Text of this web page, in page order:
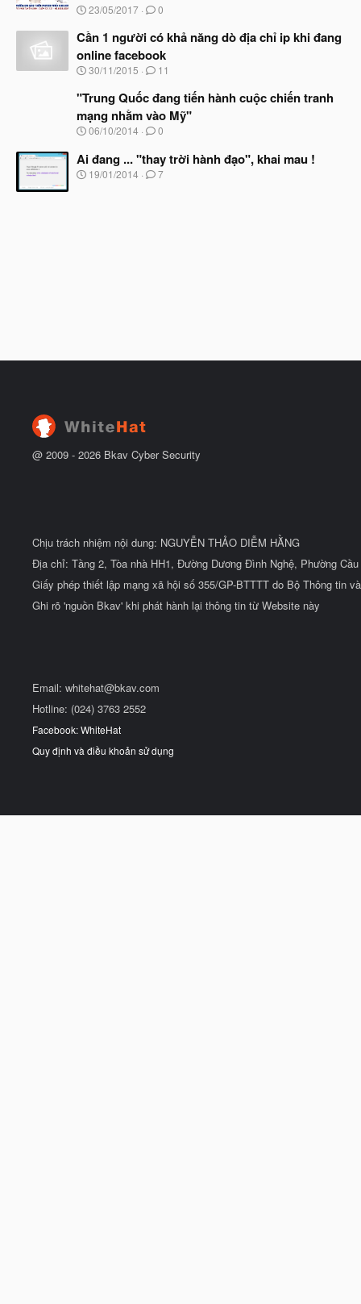
ắ
đ
ầ
u
N
à
b
ắ
đ
ầ
u
23/05/2017 0
Cần 1 người có khả năng dò địa chỉ ip khi đang
online facebook
N
à
b
ắ
đ
ầ
30/11/2015 11
"Trung Quốc đang tiến hành cuộc chiến tranh
mạng nhằm vào Mỹ"
N
à
y
b
06/10/2014 0
Ai đang ... "thay trời hành đạo", khai mau !
N
19/01/2014 7
@ 2009 - 2026 Bkav Cyber Security
Chịu trách nhiệm nội dung: NGUYỄN THẢO DIỄM HẰNG
Địa chỉ: Tầng 2, Tòa nhà HH1, Đường Dương Đình Nghệ, Phường
Giấy phép thiết lập mạng xã hội số 355/GP-BTTTT do Bộ Thông tin
Ghi rõ 'nguồn Bkav' khi phát hành lại thông tin từ Website này
Email: whitehat@bkav.com
Hotline: (024) 3763 2552
Facebook: WhiteHat
Quy định và điều khoản sử dụng